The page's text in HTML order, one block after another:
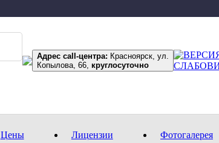
Адрес call-центра:
Копылова, 66, круглосуточно
Цены Лицензии Фотогалерея